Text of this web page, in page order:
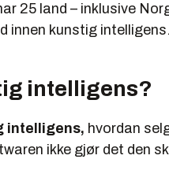
25 land – inklusive
innen kunstig intelligens.
intelligens?
intelligens, hvordan
ikke gjør det den